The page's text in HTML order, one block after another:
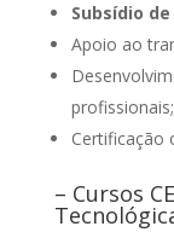
Subsídio
Apoio ao
profissionais;
Certificação
– Cursos